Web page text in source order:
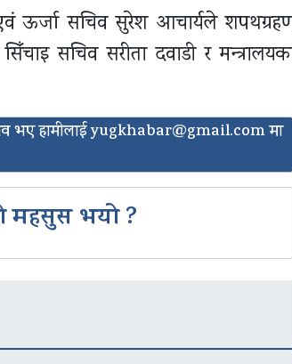
ऊर्जा सचिव सुरेश आचार्यले
सचिव सरीता दवाडी र
भए हामीलाईyugkhabar@gmail.comमा
महसुस भयो ?